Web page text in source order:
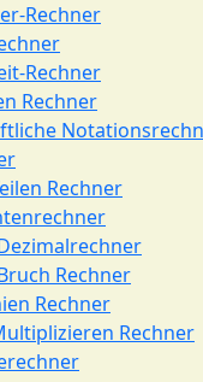
Rechner
Rechner
Rechner
Rechner
Rechner
Rechner
Rechner